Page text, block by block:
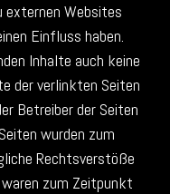
externen Websites
Einfluss haben.
Inhalte auch keine
der verlinkten Seiten
Betreiber der Seiten
wurden zum
Rechtsverstöße
zum Zeitpunkt